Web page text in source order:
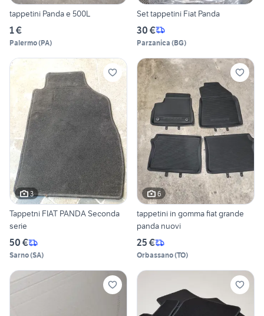
tappetini Panda e 500L
1 €
Palermo(PA)
Set tappetini Fiat Panda
30 €
Parzanica (BG)
3
Tappetni FIAT PANDA Seconda
serie
50 €
Sarno(SA)
6
tappetini in gomma fiat grande
panda nuovi
25 €
Orbassano(TO)